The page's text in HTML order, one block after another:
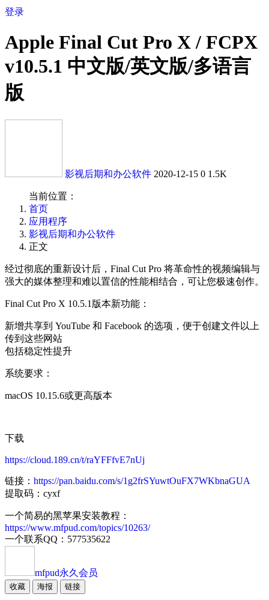
登录
Apple Final Cut Pro X / FCPX
v10.5.1 中文版/英文版/多语言
版
影视后期和办公软件 2020-12-15 0 1.5K
当前位置：
首页
应用程序
影视后期和办公软件
正文
经过彻底的重新设计后，Final Cut Pro 将革命性的视频编辑与
强大的媒体整理和难以置信的性能相结合，可让您极速创作。
Final Cut Pro X 10.5.1版本新功能：
新增共享到 YouTube 和 Facebook 的选项，便于创建文件以上
传到这些网站
包括稳定性提升
系统要求：
macOS 10.15.6或更高版本
下载
https://cloud.189.cn/t/raYFFfvE7nUj
链接： https://pan.baidu.com/s/1g2frSYuwtOuFX7WKbnaGUA
提取码：cyxf
一个简易的黑苹果安装教程：
https://www.mfpud.com/topics/10263/
一个联系QQ：577535622
mfpud永久会员
收藏 海报 链接